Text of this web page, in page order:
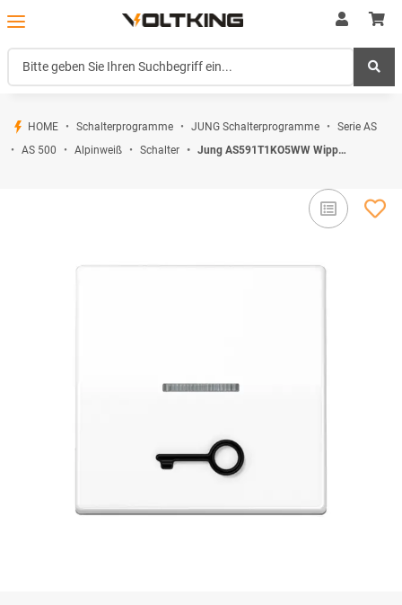
HOME Schalterprogramme JUNG Schalterprogramme
Serie AS
AS 500
Alpinweiß Schalter Jung AS591T1KO5WW Wippe m. tastbarem Symbol "Tuer" KO (Duroplast) Alpinweiß Serie AS